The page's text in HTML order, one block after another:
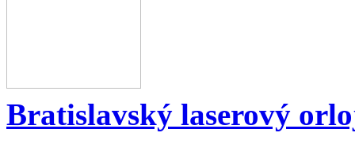
Bratislavský laserový